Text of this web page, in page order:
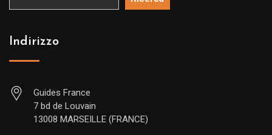
Indirizzo
Guides France
7 bd de Louvain
13008 MARSEILLE (FRANCE)